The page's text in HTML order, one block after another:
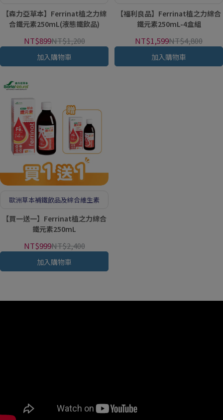
【森力亞草本】Ferrinat植之力綜
合鐵元素250mL(液態鐵飲品)
NT$899NT$1,200
加入購物車
【福利良品】Ferrinat植之力綜合
鐵元素250mL-4盒組
NT$1,599NT$4,800
加入購物車
歐洲草本補鐵飲品及綜合維生素
【買一送一】Ferrinat植之力綜合
鐵元素250mL
NT$999NT$2,400
加入購物車